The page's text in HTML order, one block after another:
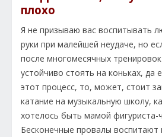
плохо
Я не призываю вас воспитывать
руки при малейшей неудаче, но
после многомесячных
устойчиво стоять на коньках, да
этот процесс, то, может, стоит
катание на музыкальную школу,
хотелось быть мамой фигуриста-
Бесконечные провалы воспитают